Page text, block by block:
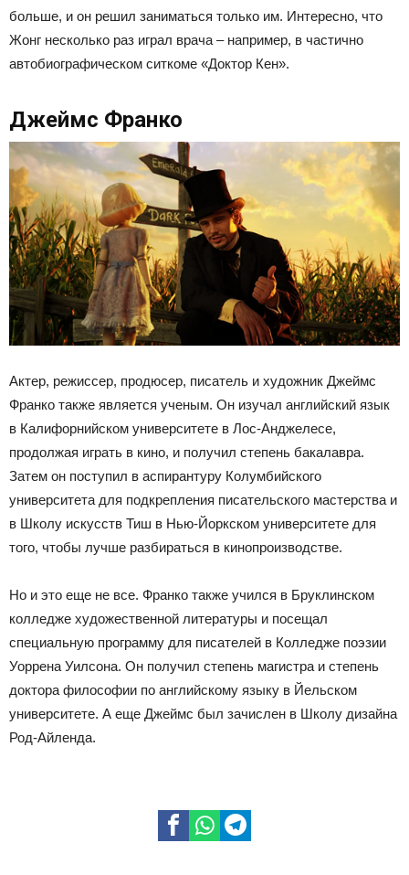
больше, и он решил заниматься только им. Интересно, что
Жонг несколько раз играл врача – например, в частично
автобиографическом ситкоме «Доктор Кен».
Джеймс Франко
Актер, режиссер, продюсер, писатель и художник Джеймс
Франко также является ученым. Он изучал английский язык
в Калифорнийском университете в Лос-Анджелесе,
продолжая играть в кино, и получил степень бакалавра.
Затем он поступил в аспирантуру Колумбийского
университета для подкрепления писательского мастерства и
в Школу искусств Тиш в Нью-Йоркском университете для
того, чтобы лучше разбираться в кинопроизводстве.
Но и это еще не все. Франко также учился в Бруклинском
колледже художественной литературы и посещал
специальную программу для писателей в Колледже поэзии
Уоррена Уилсона. Он получил степень магистра и степень
доктора философии по английскому языку в Йельском
университете. А еще Джеймс был зачислен в Школу дизайна
Род-Айленда.